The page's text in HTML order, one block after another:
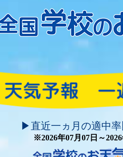
頑張れ！学校のお天気
▶直近一ヵ月の適中率
※2026年07月07日～